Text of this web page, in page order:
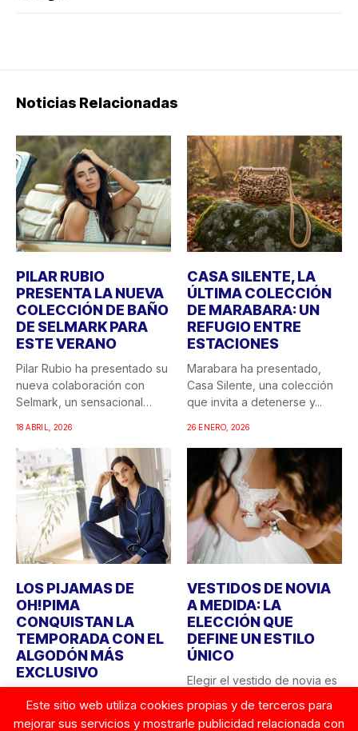
Noticias Relacionadas
PILAR RUBIO
PRESENTA LA NUEVA
COLECCIÓN DE BAÑO
DE SELMARK PARA
ESTE VERANO
Pilar Rubio ha presentado su
nueva colaboración con
Selmark, un sensacional
18 ABRIL, 2026
CASA SILENTE, LA
ÚLTIMA COLECCIÓN
DE MARABARA: UN
REFUGIO ENTRE
ESTACIONES
Marabara ha presentado,
Casa Silente, una colección
que invita a detenerse y...
26 ENERO, 2026
LOS PIJAMAS DE
OH!PIMA
CONQUISTAN LA
TEMPORADA CON EL
ALGODÓN MÁS
EXCLUSIVO
donde cada vez valoramos
VESTIDOS DE NOVIA
A MEDIDA: LA
ELECCIÓN QUE
DEFINE UN ESTILO
ÚNICO
Elegir el vestido de novia es
personales...
Este sitio web utiliza cookies propias y de terceros para
mejorar sus servicios y mostrarle publicidad relacionada con